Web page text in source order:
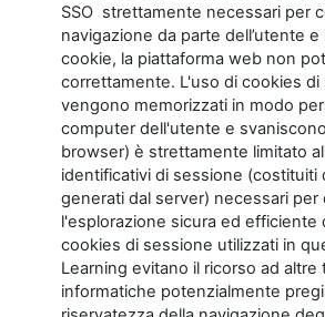
SSO strettamente necessari per
navigazione da parte dell’utente
cookie, la piattaforma web non
correttamente. L'uso di cookies
vengono memorizzati in modo
computer dell'utente e
browser) è strettamente limitato
identificativi di sessione (costituiti
generati dal server) necessari per
l'esplorazione sicura ed efficiente
cookies di sessione utilizzati in
Learning evitano il ricorso ad altre
informatiche potenzialmente